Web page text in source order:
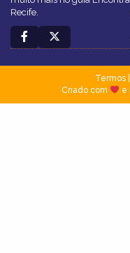
Recife.
Termos|
Criado com
e